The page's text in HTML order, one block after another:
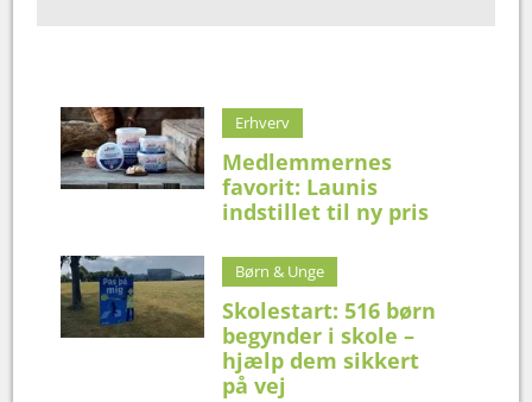
Erhverv
Medlemmernes
favorit: Launis
indstillet til ny pris
Børn & Unge
Skolestart: 516 børn
begynder i skole –
hjælp dem sikkert
på vej